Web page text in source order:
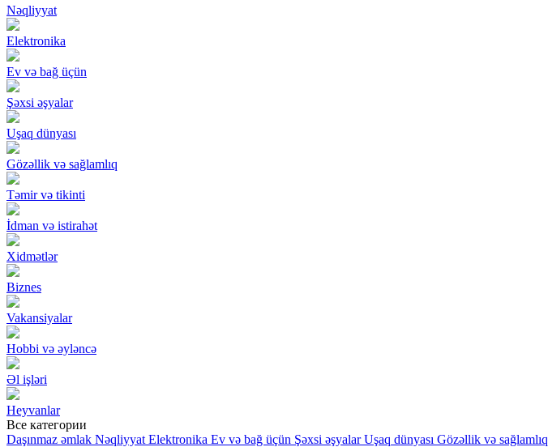
Nəqliyyat
Elektronika
Ev və bağ üçün
Şəxsi əşyalar
Uşaq dünyası
Gözəllik və sağlamlıq
Təmir və tikinti
İdman və istirahət
Xidmətlər
Biznes
Vakansiyalar
Hobbi və əyləncə
Əl işləri
Heyvanlar
Все категории
Daşınmaz əmlak Nəqliyyat Elektronika Ev və bağ üçün Şəxsi əşyalar Uşaq dünyası Gözəllik və sağlamlıq